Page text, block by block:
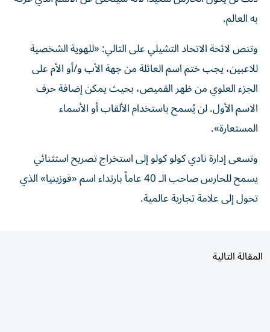
به العالم.
وتنص لائحة الاتحاد التشيلي على التالي: «للهوية الشخصية
للاعبين، يجب ختم اسم العائلة من جهة الأب و/أو الأم على
الجزء العلوي من ظهر القميص، بحيث يمكن إضافة حرف
الاسم الأول. لن يُسمح باستخدام الألقاب أو الأسماء
المستعارة».
وتسعى إدارة نادي كولو كولو إلى استخراج تصريح استثنائي
يسمح للحارس صاحب الـ 40 عاماً بارتداء اسم «فوزينيا» الذي
تحول إلى علامة تجارية عالمية.
المقالة التالية